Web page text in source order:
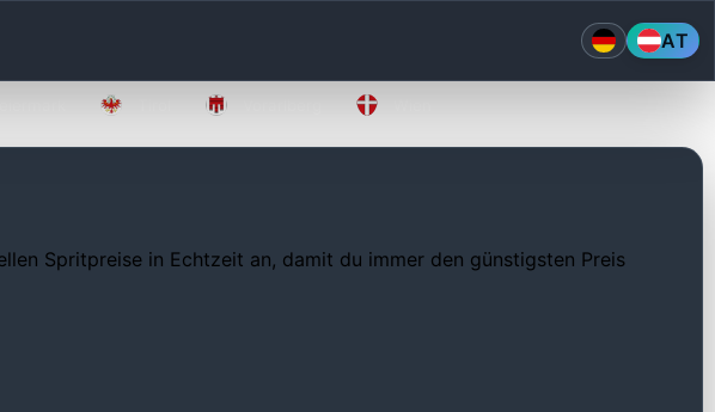
AT
Spritpreise in Echtzeit an, damit du immer den günstigsten Preis